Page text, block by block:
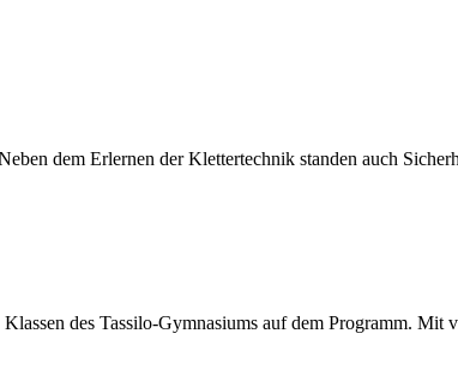
dem Erlernen der Klettertechnik standen auch
des Tassilo-Gymnasiums auf dem Programm. Mit